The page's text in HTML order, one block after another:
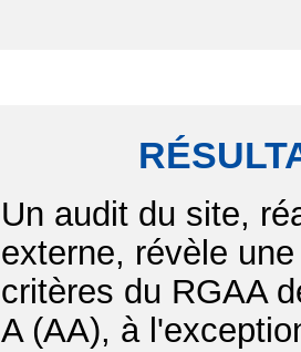
Un audit du site,
externe, révèle
critères du RGAA
A (AA), à